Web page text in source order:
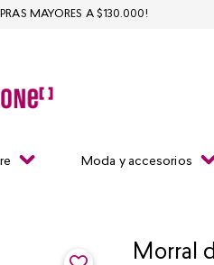
Moda y accesorios
MAYORES A $130.000!
Morral